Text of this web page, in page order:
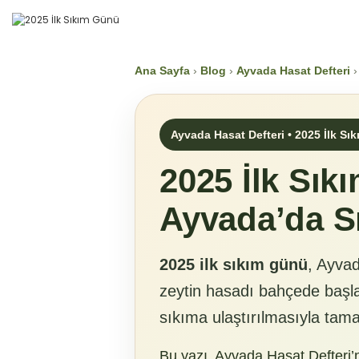
Ana Sayfa › Blog › Ayvada Hasat Defteri
Ayvada Hasat Defteri • 2025 İlk
2025 İlk
Ayvada’da
2025 ilk sıkım günü,
zeytin hasadı bahçede
sıkıma ulaştırılmasıyla
Bu yazı, Ayvada Hasat